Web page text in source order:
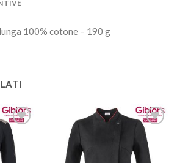
100% cotone – 190 g
Aggiungi
alla lista
dei
desideri
Aggiungi
alla lista
dei
desideri